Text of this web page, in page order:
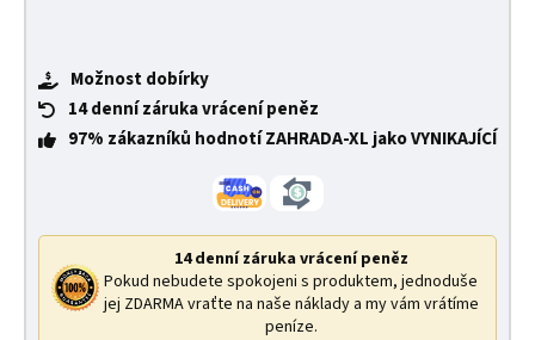
Možnost dobírky
14 denní záruka vrácení peněz
97% zákazníků hodnotí ZAHRADA-XL jako VYNIKAJÍCÍ
14 denní záruka vrácení peněz
Pokud nebudete spokojeni s produktem, jednoduše
jej ZDARMA vraťte na naše náklady a my vám vrátíme
peníze.